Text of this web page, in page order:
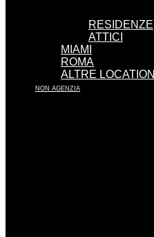
RESIDENZE
ATTICI
MIAMI
ROMA
ALTRE LOCATION
NON AGENZIA